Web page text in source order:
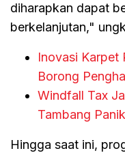
diharapkan dapat
berkelanjutan,"
Inovasi Karpet
Borong
Windfall Tax
Tambang
Hingga saat ini,